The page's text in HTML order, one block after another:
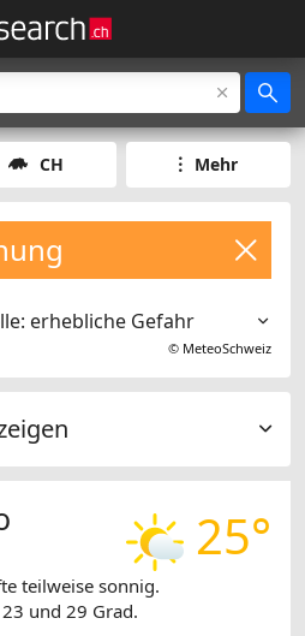
CH Mehr
erhebliche Gefahr
© MeteoSchweiz
25°
teilweise sonnig.
und 29 Grad.